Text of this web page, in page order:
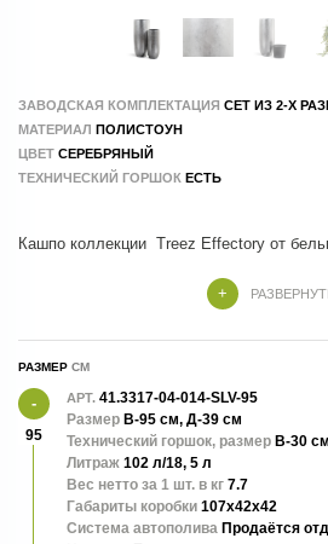
ЗАВОДСКАЯ КОМПЛЕКТАЦИЯ СЕТ ИЗ 2-Х
МАТЕРИАЛ ПОЛИСТОУН
ЦВЕТ СЕРЕБРЯНЫЙ
ТЕХНИЧЕСКИЙ ГОРШОК ЕСТЬ
Кашпо коллекции Treez Effectory от
которые учли все тренды и особенности
Кашпо Metal - элегантные, эффектные и
любые интерьеры.
РАЗМЕР
95
АРТ. 41.3317-04-014-SLV-95
Размер В-95 см, Д-39 см
Технический горшок, размер В-30
Литраж 102 л/18, 5 л
Вес нетто за 1 шт. в кг 7.7
Габариты коробки 107x42x42
Система автополива Продаётся